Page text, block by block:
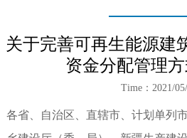
关于完善可再生能源建
资金分配管理
Time：2021/
各省、自治区、直辖市、计划单列